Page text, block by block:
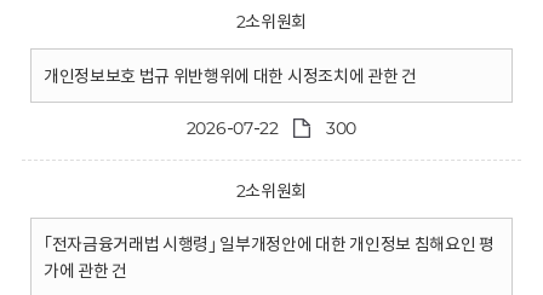
2소위원회
개인정보보호 법규 위반행위에 대한 시정조치에 관한 건
2026-07-22 300
2소위원회
｢전자금융거래법 시행령｣ 일부개정안에 대한 개인정보 침해요인 평
가에 관한 건